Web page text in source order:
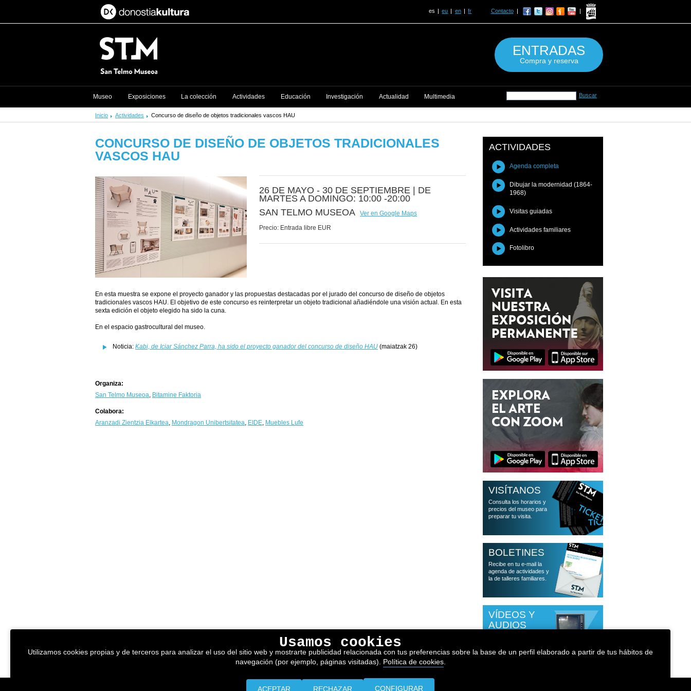
Inicio Actividades Concurso de diseño de objetos tradicionales vascos HAU
CONCURSO DE DISEÑO DE OBJETOS TRADICIONALES
VASCOS HAU
26 DE MAYO - 30 DE SEPTIEMBRE | DE
MARTES A DOMINGO: 10:00 -20:00
SAN TELMO MUSEOA
Ver en Google Maps
Precio: Entrada libre EUR
En esta muestra se expone el proyecto ganador y las propuestas destacadas por el jurado del concurso de diseño de objetos
tradicionales vascos HAU. El objetivo de este concurso es reinterpretar un objeto tradicional añadiéndole una visión actual. En esta
sexta edición el objeto elegido ha sido la cuna.
En el espacio gastrocultural del museo.
Noticia: Kabi, de Iciar Sánchez Parra, ha sido el proyecto ganador del concurso de diseño HAU (maiatzak 26)
Organiza:
San Telmo Museoa, Bitamine Faktoria
Colabora:
Aranzadi Zientzia Elkartea, Mondragon Unibertsitatea, EIDE, Muebles Lufe
ACTIVIDADES
Agenda completa
Dibujar la modernidad (1864-
1968)
Visitas guiadas
Actividades familiares
Fotolibro
VISÍTANOS
Consulta los horarios y
precios del museo para
preparar tu visita.
BOLETINES
Recibe en tu e-mail la
agenda de actividades y
la de talleres familiares.
VÍDEOS Y
AUDIOS
pasado por el museo
es eu en fr Contacto
ENTRADAS
Compra y reserva
Museo Exposiciones La colección Actividades Educación Investigación Actualidad Multimedia
Usamos cookies
Utilizamos cookies propias y de terceros para analizar el uso del sitio web y mostrarte publicidad relacionada con tus preferencias sobre la base de un perfil elaborado a partir de tus hábitos de
navegación (por ejemplo, páginas visitadas). Política de cookies.
CONFIGURAR
RECHAZAR
ACEPTAR